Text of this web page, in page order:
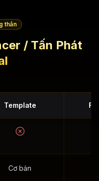
thắn
/ Tấn Phát
Template
Cơ bản